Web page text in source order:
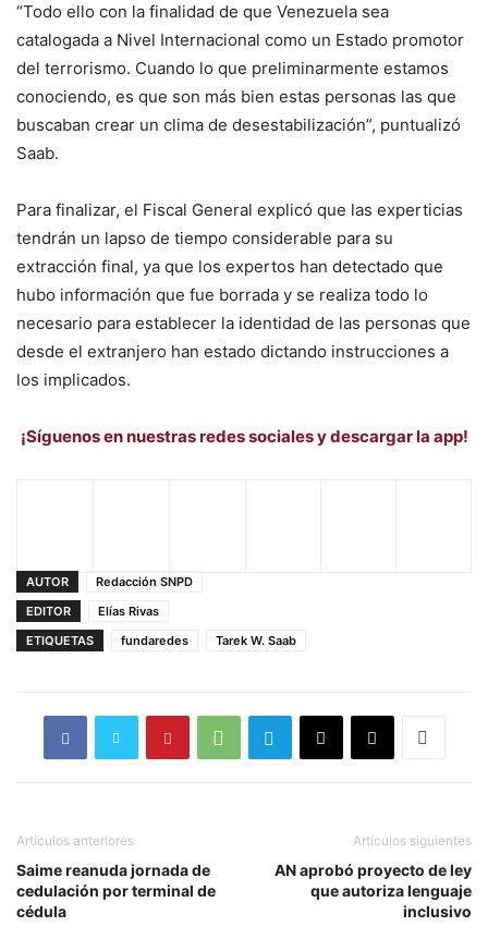
“Todo ello con la finalidad de que Venezuela sea
catalogada a Nivel Internacional como un Estado promotor
del terrorismo. Cuando lo que preliminarmente estamos
conociendo, es que son más bien estas personas las que
buscaban crear un clima de desestabilización”, puntualizó
Saab.
Para finalizar, el Fiscal General explicó que las experticias
tendrán un lapso de tiempo considerable para su
extracción final, ya que los expertos han detectado que
hubo información que fue borrada y se realiza todo lo
necesario para establecer la identidad de las personas que
desde el extranjero han estado dictando instrucciones a
los implicados.
¡Síguenos en nuestras redes sociales y descargar la app!
AUTOR
Redacción SNPD
EDITOR
Elías Rivas
ETIQUETAS
fundaredes Tarek W. Saab
Artículos anteriores
Saime reanuda jornada de
cedulación por terminal de
cédula
Artículos siguientes
AN aprobó proyecto de ley
que autoriza lenguaje
inclusivo